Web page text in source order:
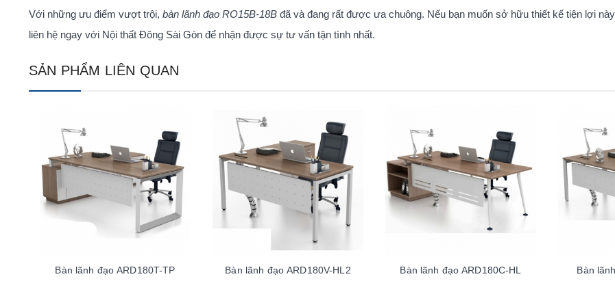
Với những ưu điểm vượt trội, bàn lãnh đạo RO15B-18B đã và đang rất được ưa chuông. Nếu bạn muốn sở hữu thiết kế tiện lợi
liên hệ ngay với Nội thất Đông Sài Gòn để nhận được sự tư vấn tận tình nhất.
SẢN PHẨM LIÊN QUAN
Bàn lãnh đạo ARD180T-TP Bàn lãnh đạo ARD180V-HL2 Bàn lãnh đạo ARD180C-HL Bàn